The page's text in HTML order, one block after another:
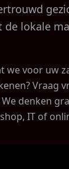
de lokale
we voor uw
Vraag
denken
IT of